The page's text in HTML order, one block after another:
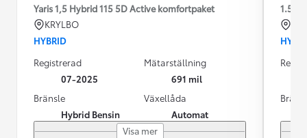
Yaris 1,5 Hybrid 115 5D Active komfortpaket
KRYLBO
HYBRID
Registrerad
07-2025
Mätarställning
691 mil
Bränsle
Hybrid Bensin
Växellåda
Automat
Visa mer